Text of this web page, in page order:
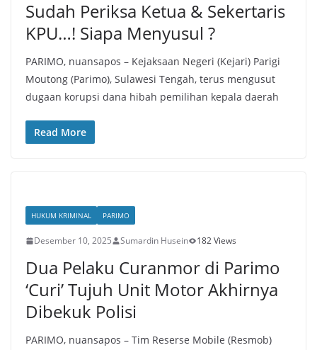
Sudah Periksa Ketua & Sekertaris
KPU…! Siapa Menyusul ?
PARIMO, nuansapos – Kejaksaan Negeri (Kejari) Parigi
Moutong (Parimo), Sulawesi Tengah, terus mengusut
dugaan korupsi dana hibah pemilihan kepala daerah
Read More
HUKUM KRIMINAL PARIMO
Desember 10, 2025 Sumardin Husein 182 Views
Dua Pelaku Curanmor di Parimo
‘Curi’ Tujuh Unit Motor Akhirnya
Dibekuk Polisi
PARIMO, nuansapos – Tim Reserse Mobile (Resmob)